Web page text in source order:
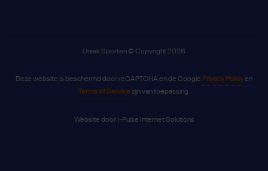
Uniek Sporten © Copyright 2026
Deze website is beschermd door reCAPTCHA en de Google Privacy Policyen
Terms of Servicezijn van toepassing.
Website door I-Pulse Internet Solutions